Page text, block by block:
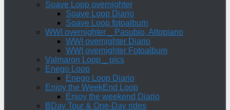
Soave Loop overnighter
Soave Loop Diario
Soave Loop fotoalbum
WWI overnighter _ Pasubio, Altopiano
WWI overnighter Diario
WWI overnighter Fotoalbum
Valmaron Loop _ pics
Enego Loop
Enego Loop Diario
Enjoy the WeekEnd Loop
Enjoy the weekend Diario
BDay Tour & One-Day rides